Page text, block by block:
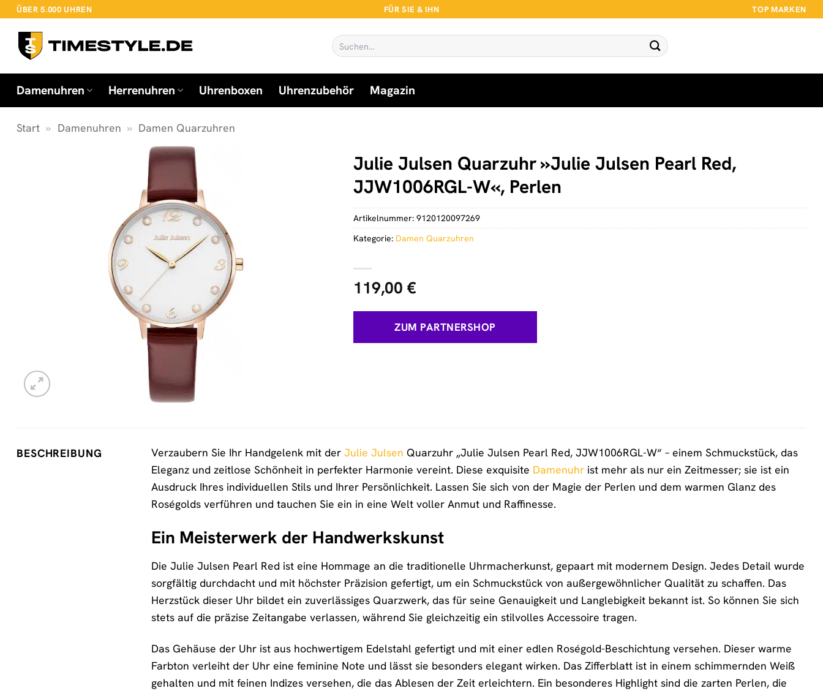
Zum
springen
ÜBER 5.000 UHREN FÜR SIE & IHN TOP MARKEN
Suchen
nach:
Damenuhren Herrenuhren Uhrenboxen Uhrenzubehör Magazin
Start » Damenuhren » Damen Quarzuhren
Julie Julsen Quarzuhr »Julie Julsen Pearl Red,
JJW1006RGL-W«, Perlen
119,00 €
ZUM PARTNERSHOP
Artikelnummer: 9120120097269
Kategorie: Damen Quarzuhren
BESCHREIBUNG Verzaubern Sie Ihr Handgelenk mit der Julie Julsen Quarzuhr „Julie Julsen Pearl Red, JJW1006RGL-W“ – einem Schmuckstück, das
Eleganz und zeitlose Schönheit in perfekter Harmonie vereint. Diese exquisite Damenuhr ist mehr als nur ein Zeitmesser; sie ist ein
Ausdruck Ihres individuellen Stils und Ihrer Persönlichkeit. Lassen Sie sich von der Magie der Perlen und dem warmen Glanz des
Roségolds verführen und tauchen Sie ein in eine Welt voller Anmut und Raffinesse.
Ein Meisterwerk der Handwerkskunst
Die Julie Julsen Pearl Red ist eine Hommage an die traditionelle Uhrmacherkunst, gepaart mit modernem Design. Jedes Detail wurde
sorgfältig durchdacht und mit höchster Präzision gefertigt, um ein Schmuckstück von außergewöhnlicher Qualität zu schaffen. Das
Herzstück dieser Uhr bildet ein zuverlässiges Quarzwerk, das für seine Genauigkeit und Langlebigkeit bekannt ist. So können Sie sich
stets auf die präzise Zeitangabe verlassen, während Sie gleichzeitig ein stilvolles Accessoire tragen.
Das Gehäuse der Uhr ist aus hochwertigem Edelstahl gefertigt und mit einer edlen Roségold-Beschichtung versehen. Dieser warme
Farbton verleiht der Uhr eine feminine Note und lässt sie besonders elegant wirken. Das Zifferblatt ist in einem schimmernden Weiß
gehalten und mit feinen Indizes versehen, die das Ablesen der Zeit erleichtern. Ein besonderes Highlight sind die zarten Perlen, die